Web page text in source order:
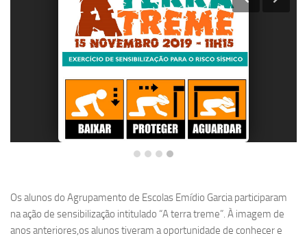
Os alunos do Agrupamento de Escolas Emídio Garcia participaram
na ação de sensibilização intitulado “A terra treme”. À imagem de
anos anteriores,os alunos tiveram a oportunidade de conhecer e